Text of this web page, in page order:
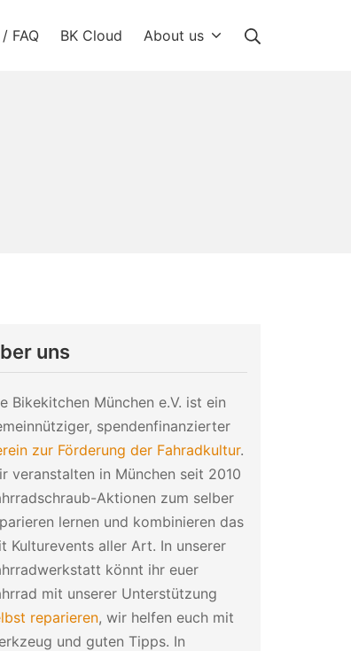
FAQ BK Cloud About us
uns
Bikekitchen München e.V. ist ein
spendenfinanzierter
zur Förderung der Fahradkultur.
veranstalten in München seit 2010
Aktionen zum selber
lernen und kombinieren das
Kulturevents aller Art. In unserer
könnt ihr euer
mit unserer Unterstützung
reparieren, wir helfen euch mit
und guten Tipps. In